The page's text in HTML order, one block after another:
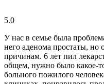
5.0
У нас в семье была
него аденома простаты, но
причинам. 6 лет пил
общем, нужно было какое-
больного пожилого